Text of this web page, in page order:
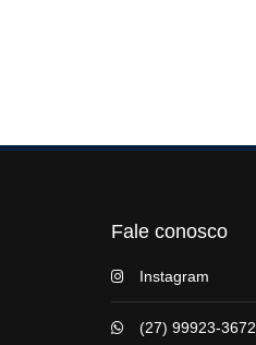
Fale conosco
Instagram
(27) 99923-3672